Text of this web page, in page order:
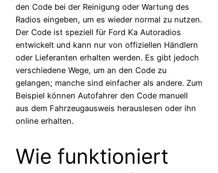
den Code bei der Reinigung oder Wartung des
Radios eingeben, um es wieder normal zu nutzen.
Der Code ist speziell für Ford Ka Autoradios
entwickelt und kann nur von offiziellen Händlern
oder Lieferanten erhalten werden. Es gibt jedoch
verschiedene Wege, um an den Code zu
gelangen; manche sind einfacher als andere. Zum
Beispiel können Autofahrer den Code manuell
aus dem Fahrzeugausweis herauslesen oder ihn
online erhalten.
Wie funktioniert